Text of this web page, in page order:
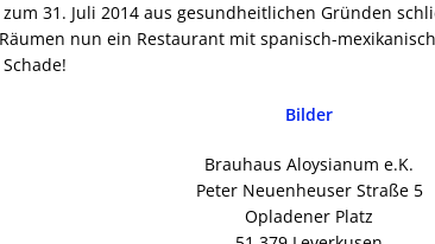
31. Juli 2014 aus gesundheitlichen Gründen
nun ein Restaurant mit spanisch-
Bilder
Brauhaus Aloysianum e.K.
Peter Neuenheuser Straße 5
Opladener Platz